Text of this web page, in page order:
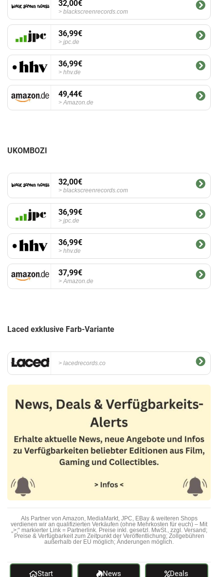
32,00€
blackscreenrecords.com
36,99€
jpc.de
36,99€
hhv.de
49,44€
Amazon.de
UKOMBOZI
32,00€
blackscreenrecords.com
36,99€
jpc.de
36,99€
hhv.de
37,99€
Amazon.de
Laced exklusive Farb-Variante
lacedrecords.co
Als Partner von Amazon, MediaMarkt, JPC, EBay & weiteren Shops
verdienen wir an qualifizierten Verkäufen (ohne Mehrkosten für euch) – Mit
„>;“ markierter Link = Partnerlink. Preise inkl. gesetzl. MwSt., zzgl. Versand;
Preise & Verfügbarkeit zum Zeitpunkt der Veröffentlichung; Zollgebühren
außerhalb der EU möglich; Änderungen möglich.
Start News Deals